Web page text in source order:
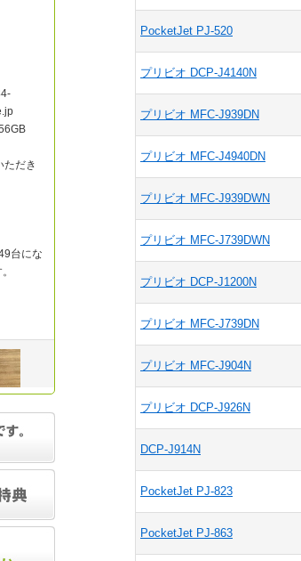
PocketJet PJ-520
プリビオ DCP-J4140N
プリビオ MFC-J939DN
プリビオ MFC-J4940DN
プリビオ MFC-J939DWN
プリビオ MFC-J739DWN
プリビオ DCP-J1200N
プリビオ MFC-J739DN
プリビオ MFC-J904N
プリビオ DCP-J926N
DCP-J914N
PocketJet PJ-823
PocketJet PJ-863